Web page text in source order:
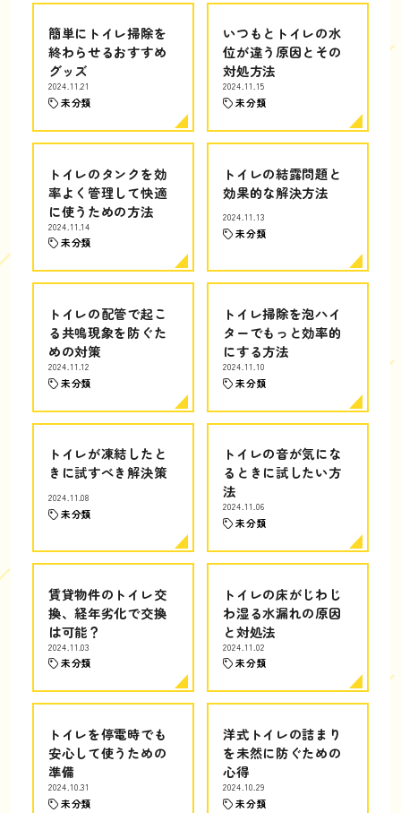
簡単にトイレ掃除を
終わらせるおすすめ
グッズ
2024.11.21
未分類
いつもとトイレの水
位が違う原因とその
対処方法
2024.11.15
未分類
トイレのタンクを効
率よく管理して快適
に使うための方法
2024.11.14
未分類
トイレの結露問題と
効果的な解決方法
2024.11.13
未分類
トイレの配管で起こ
る共鳴現象を防ぐた
めの対策
2024.11.12
未分類
トイレ掃除を泡ハイ
ターでもっと効率的
にする方法
2024.11.10
未分類
トイレが凍結したと
きに試すべき解決策
2024.11.08
未分類
トイレの音が気にな
るときに試したい方
法
2024.11.06
未分類
賃貸物件のトイレ交
換、経年劣化で交換
は可能？
2024.11.03
未分類
トイレの床がじわじ
わ湿る水漏れの原因
と対処法
2024.11.02
未分類
トイレを停電時でも
安心して使うための
準備
2024.10.31
未分類
洋式トイレの詰まり
を未然に防ぐための
心得
2024.10.29
未分類